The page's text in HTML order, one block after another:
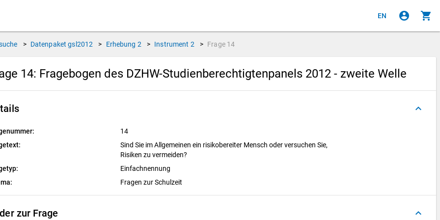
EN account_circle shopping_cart
> Datenpaket gsl2012 > Erhebung 2 > Instrument 2 > Frage 14
14: Fragebogen des DZHW-Studienberechtigtenpanels 2012 - zweite Welle
keyboard_arrow_up
14
Sind Sie im Allgemeinen ein risikobereiter Mensch oder versuchen Sie,
Risiken zu vermeiden?
Einfachnennung
Fragen zur Schulzeit
zur Frage keyboard_arrow_up